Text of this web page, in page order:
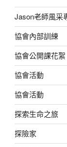
Jason老師風采
協會內部訓練
協會公開課花絮
協會活動
協會活動
探索生命之旅
探險家